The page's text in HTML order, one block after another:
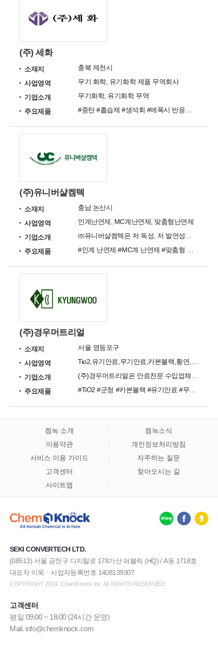
(주) 세화
소재지
충북 제천시
사업영역
무기 화학, 유기화학 제품 무역회사
기업소개
무기화학, 유기화학 무역
주요제품
(주)유니버샬켐텍
소재지
충남 논산시
사업영역
인계난연제, MC계난연제, 맞춤형난연제
기업소개
주요제품
(주)경우머트리얼
소재지
서울 영등포구
사업영역
기업소개
주요제품
켐녹 소개
켐녹소식
이용약관
개인정보처리방침
서비스 이용 가이드
자주하는 질문
고객센터
찾아오시는 길
사이트맵
SEKI CONVERTECH LTD.
(08513) 서울 금천구 디지털로 178가산 퍼블릭 (HQ) / A동 1718호
대표자 이욱ㆍ사업자등록번호 1408139307
COPYRIGHT 2024. ChemKnock inc. All RIGHTS RESERVED.
고객센터
평일 09:00 ~ 18:00 (24시간 운영)
Mail. info@chemknock.com